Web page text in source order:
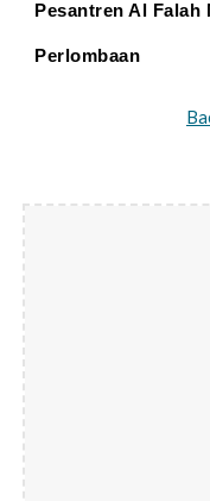
Pesantren Al Falah
Perlombaan